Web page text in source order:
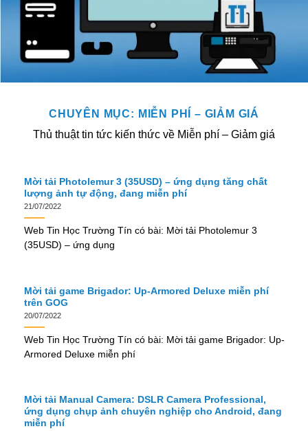
CHUYÊN MỤC: MIỄN PHÍ – GIẢM GIÁ
Thủ thuật tin tức kiến thức về Miễn phí – Giảm giá
Mời tải Photolemur 3 (35USD) – ứng dụng tăng chất
lượng ảnh tự động, đang miễn phí
21/07/2022
Web Tin Học Trường Tín có bài: Mời tải Photolemur 3
(35USD) – ứng dụng
Mời tải game Brigador: Up-Armored Deluxe miễn phí
trên GOG
20/07/2022
Web Tin Học Trường Tín có bài: Mời tải game Brigador: Up-
Armored Deluxe miễn phí
Mời tải Manual Camera: DSLR Camera Professional,
ứng dụng chụp ảnh chuyên nghiệp cho Android, đang
miễn phí